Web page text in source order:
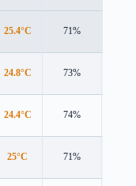
25.4°C 71%
24.8°C 73%
24.4°C 74%
25°C 71%